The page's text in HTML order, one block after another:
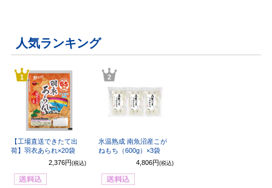
人気ランキング
1
【工場直送できたて出
荷】羽衣あられ×20袋
2,376円 (税込)
2
氷温熟成 南魚沼産こが
ねもち（600g）×3袋
4,806円 (税込)